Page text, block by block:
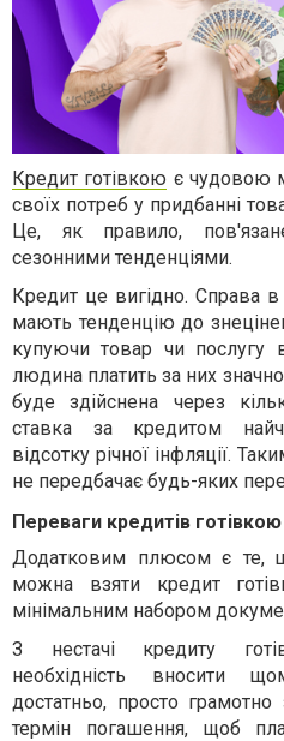
Кредит готівкою є чудовою
своїх потреб у придбанні
Це, як правило,
сезонними тенденціями.
Кредит це вигідно. Справа
мають тенденцію до
купуючи товар чи послугу
людина платить за них
буде здійснена через
ставка за кредитом
відсотку річної інфляції.
не передбачає будь-яких
Переваги кредитів готівкою
Додатковим плюсом є те,
можна взяти кредит
мінімальним набором
З нестачі кредиту
необхідність вносити
достатньо, просто
термін погашення, щоб